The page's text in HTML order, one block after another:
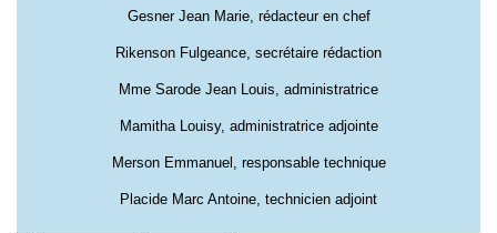
Gesner Jean Marie, rédacteur en chef
Rikenson Fulgeance, secrétaire rédaction
Mme Sarode Jean Louis, administratrice
Mamitha Louisy, administratrice adjointe
Merson Emmanuel, responsable technique
Placide Marc Antoine, technicien adjoint